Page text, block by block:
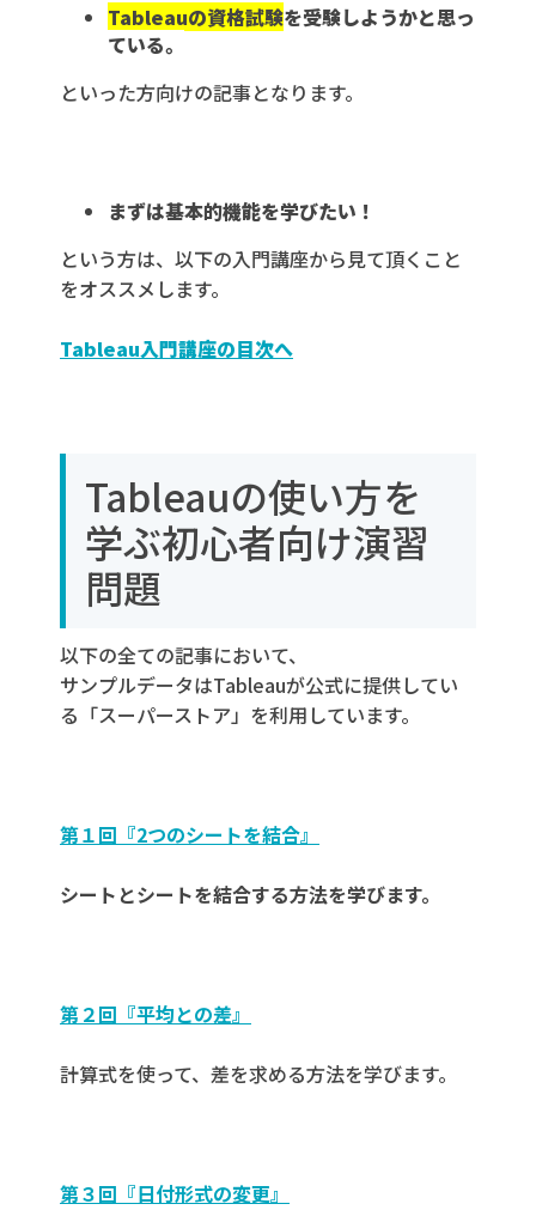
Tableauの資格試験を受験しようかと思っ
ている。
といった方向けの記事となります。
まずは基本的機能を学びたい！
という方は、以下の入門講座から見て頂くこと
をオススメします。
Tableau入門講座の目次へ
Tableauの使い方を
学ぶ初心者向け演習
問題
以下の全ての記事において、
サンプルデータはTableauが公式に提供してい
る「スーパーストア」を利用しています。
第１回『2つのシートを結合』
シートとシートを結合する方法を学びます。
第２回『平均との差』
計算式を使って、差を求める方法を学びます。
第３回『日付形式の変更』